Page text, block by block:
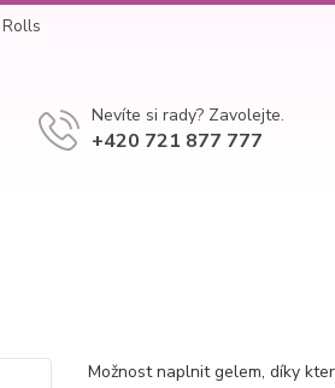
Rolls
Nevíte si rady? Zavolejte.
+420 721 877 777
Možnost naplnit gelem, díky